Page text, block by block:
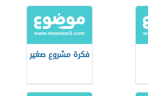
فكرة مشروع صغير